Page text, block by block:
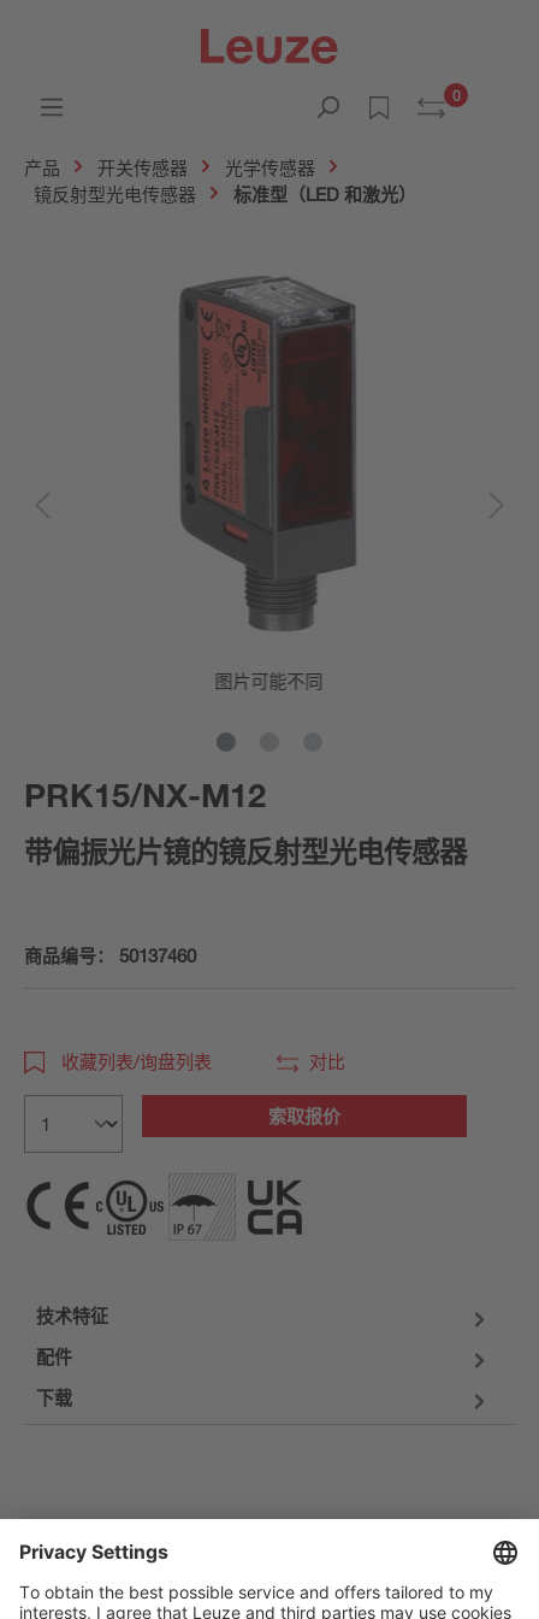
0
产品 开关传感器
光学传感器
镜反射型光电传感器
标准型（LED 和激光）
图片可能不同
PRK15/NX-M12
带偏振光片镜的镜反射型光电传感器
商品编号： 50137460
收藏列表/询盘列表 对比
索取报价
技术特征
配件
下载